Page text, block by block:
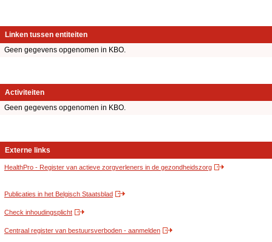
Linken tussen entiteiten
Geen gegevens opgenomen in KBO.
Activiteiten
Geen gegevens opgenomen in KBO.
Externe links
HealthPro - Register van actieve zorgverleners in de gezondheidszorg
Publicaties in het Belgisch Staatsblad
Check inhoudingsplicht
Centraal register van bestuursverboden - aanmelden